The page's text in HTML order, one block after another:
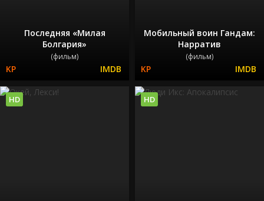
Последняя «Милая
Болгария»
(фильм)
Мобильный воин Гандам:
Нарратив
(фильм)
HD HD